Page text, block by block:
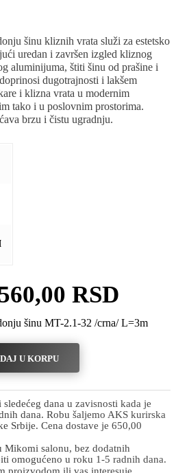
šinu kliznih vrata služi za estetsko
uredan i završen izgled kliznog
aluminijuma, štiti šinu od prašine i
dugotrajnosti i lakšem
i klizna vrata u modernim
tako i u poslovnim prostorima.
brzu i čistu ugradnju.
RSD
šinu MT-2.1-32 /crna/ L=3m
U KORPU
dana u zavisnosti kada je
dana. Robu šaljemo AKS kurirska
Srbije. Cena dostave je 650,00
salonu, bez dodatnih
omogućeno u roku 1-5 radnih dana.